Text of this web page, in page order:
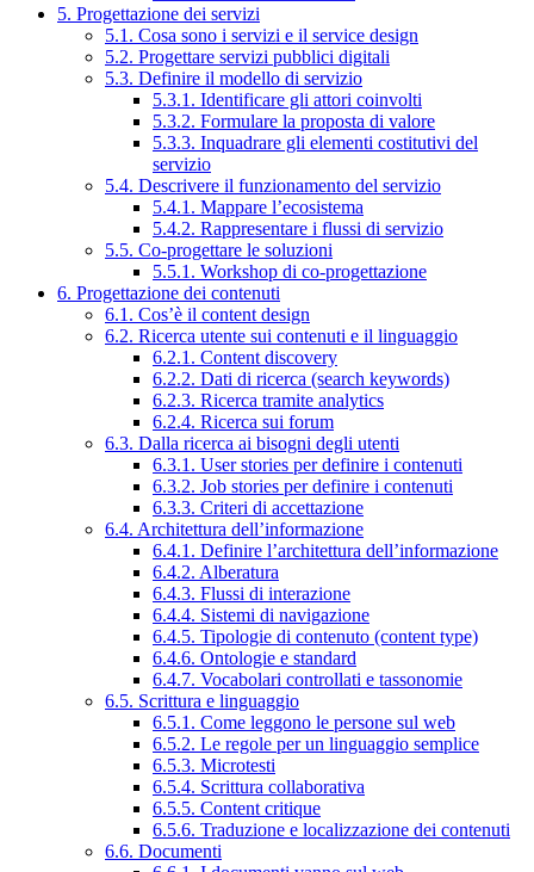
5. Progettazione dei servizi
5.1. Cosa sono i servizi e il service design
5.2. Progettare servizi pubblici digitali
5.3. Definire il modello di servizio
5.3.1. Identificare gli attori coinvolti
5.3.2. Formulare la proposta di valore
5.3.3. Inquadrare gli elementi costitutivi del
servizio
5.4. Descrivere il funzionamento del servizio
5.4.1. Mappare l’ecosistema
5.4.2. Rappresentare i flussi di servizio
5.5. Co-progettare le soluzioni
5.5.1. Workshop di co-progettazione
6. Progettazione dei contenuti
6.1. Cos’è il content design
6.2. Ricerca utente sui contenuti e il linguaggio
6.2.1. Content discovery
6.2.2. Dati di ricerca (search keywords)
6.2.3. Ricerca tramite analytics
6.2.4. Ricerca sui forum
6.3. Dalla ricerca ai bisogni degli utenti
6.3.1. User stories per definire i contenuti
6.3.2. Job stories per definire i contenuti
6.3.3. Criteri di accettazione
6.4. Architettura dell’informazione
6.4.1. Definire l’architettura dell’informazione
6.4.2. Alberatura
6.4.3. Flussi di interazione
6.4.4. Sistemi di navigazione
6.4.5. Tipologie di contenuto (content type)
6.4.6. Ontologie e standard
6.4.7. Vocabolari controllati e tassonomie
6.5. Scrittura e linguaggio
6.5.1. Come leggono le persone sul web
6.5.2. Le regole per un linguaggio semplice
6.5.3. Microtesti
6.5.4. Scrittura collaborativa
6.5.5. Content critique
6.5.6. Traduzione e localizzazione dei contenuti
6.6. Documenti